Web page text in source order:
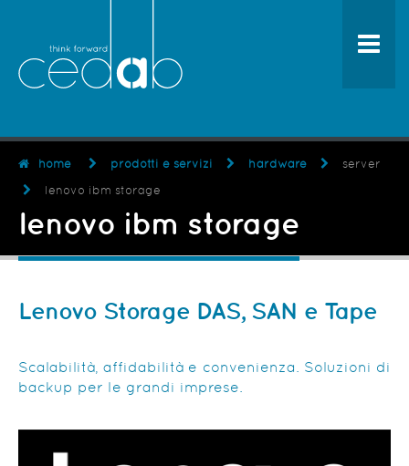
home prodotti e servizi hardware
server
lenovo ibm storage
lenovo ibm storage
Lenovo Storage DAS, SAN e Tape
Scalabilità, affidabilità e convenienza. Soluzioni di
backup per le grandi imprese.